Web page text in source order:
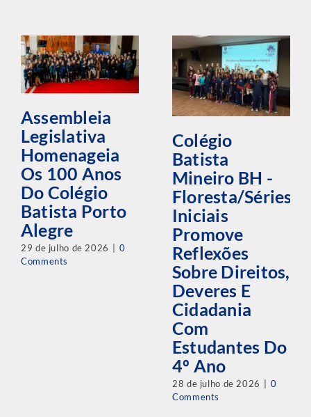
Assembleia
Legislativa
Homenageia
Os 100 Anos
Do Colégio
Batista Porto
Alegre
29 de julho de 2026
0
Comments
Colégio
Batista
Mineiro BH -
Floresta/Séries
Iniciais
Promove
Reflexões
Sobre Direitos,
Deveres E
Cidadania
Com
Estudantes Do
4º Ano
28 de julho de 2026
0
Comments